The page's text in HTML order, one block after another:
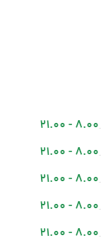
8.00 - 21.00
8.00 - 21.00
8.00 - 21.00
8.00 - 21.00
8.00 - 21.00